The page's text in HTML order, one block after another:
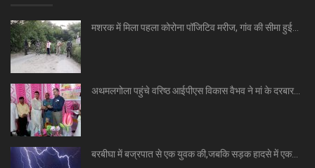
मशरक में मिला पहला कोरोना पॉजिटिव मरीज, गांव की सीमा हुई...
अथमलगोला पहुंचे वरिष्ठ आईपीएस विकास वैभव ने मां के दरबार...
बरबीघा में बज्रपात से एक युवक की,जबकि सड़क हादसे में एक...